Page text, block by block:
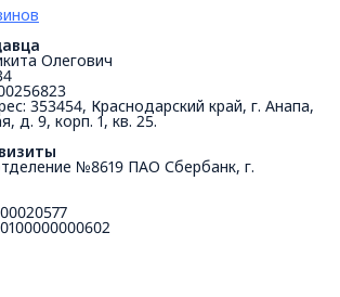
Олегович
353454, Краснодарский край, г. Анапа,
д. 9, корп. 1, кв. 25.
№8619 ПАО Сбербанк, г.